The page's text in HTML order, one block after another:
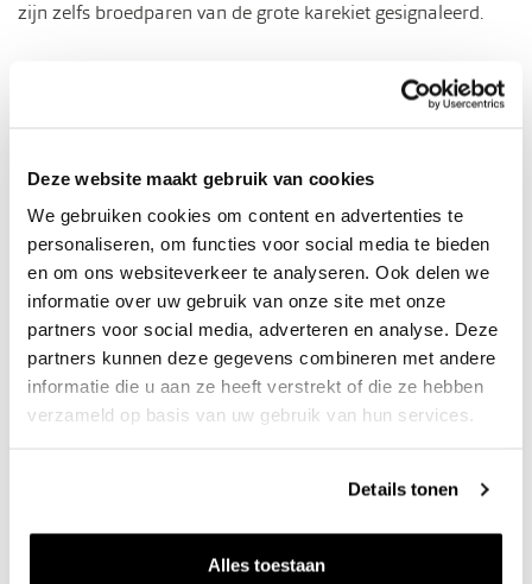
Deze website maakt gebruik van cookies
We gebruiken cookies om content en advertenties te
personaliseren, om functies voor social media te bieden
en om ons websiteverkeer te analyseren. Ook delen we
informatie over uw gebruik van onze site met onze
partners voor social media, adverteren en analyse. Deze
partners kunnen deze gegevens combineren met andere
informatie die u aan ze heeft verstrekt of die ze hebben
verzameld op basis van uw gebruik van hun services.
Details tonen
Alles toestaan
zijn zelfs broedparen van de grote karekiet gesignaleerd.
De ervaringen en resultaten uit deze projecten nemen we
mee in het ontwerp en de uitvoering van de Eendenpoelse
Actueel ontwerp